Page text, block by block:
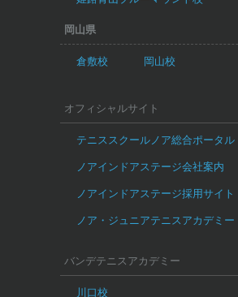
岡山県
倉敷校 岡山校
オフィシャルサイト
テニススクールノア総合ポータル
ノアインドアステージ会社案内
ノアインドアステージ採用サイト
ノア・ジュニアテニスアカデミー
バンデテニスアカデミー
川口校